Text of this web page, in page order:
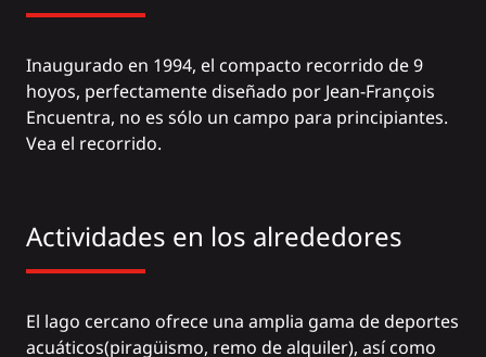
Inaugurado en 1994, el compacto recorrido de 9
hoyos, perfectamente diseñado por Jean-François
Encuentra, no es sólo un campo para principiantes.
Vea el recorrido.
Actividades en los alrededores
El lago cercano ofrece una amplia gama de deportes
acuáticos(piragüismo, remo dealquiler), así como